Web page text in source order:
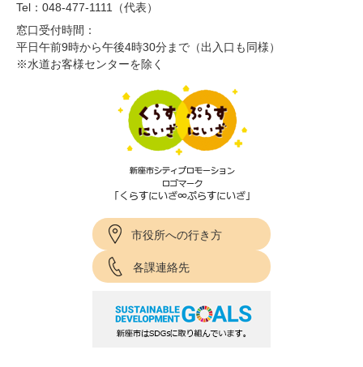
Tel：048-477-1111（代表）
窓口受付時間：
平日午前9時から午後4時30分まで（出入口も同様）
※水道お客様センターを除く
市役所への行き方
各課連絡先